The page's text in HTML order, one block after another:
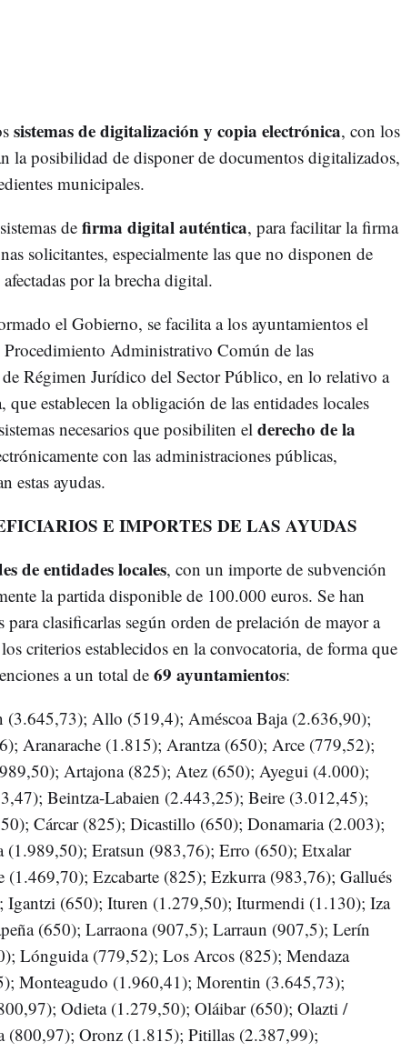
sistemas de digitalización y copia electrónica, con los
la posibilidad de disponer de documentos digitalizados,
municipales.
defirma digital auténtica, para facilitar la firma
solicitantes, especialmente las que no disponen de
por la brecha digital.
el Gobierno, se facilita a los ayuntamientos el
Administrativo Común de las
Régimen Jurídico del Sector Público, en lo relativo a
establecen la obligación de las entidades locales
necesarios que posibiliten el derecho de la
con las administraciones públicas,
estas ayudas.
E IMPORTES DE LAS AYUDAS
de entidades locales, con un importe de subvención
la partida disponible de 100.000 euros. Se han
clasificarlas según orden de prelación de mayor a
criterios establecidos en la convocatoria, de forma que
a un total de 69 ayuntamientos:
(3.645,73); Allo (519,4); Améscoa Baja (2.636,90);
Aranarache (1.815); Arantza (650); Arce (779,52);
Artajona (825); Atez (650); Ayegui (4.000);
Beintza-Labaien (2.443,25); Beire (3.012,45);
Cárcar (825); Dicastillo (650); Donamaria (2.003);
(1.989,50); Eratsun (983,76); Erro (650); Etxalar
Ezcabarte (825); Ezkurra (983,76); Gallués
Igantzi (650); Ituren (1.279,50); Iturmendi (1.130); Iza
(650); Larraona (907,5); Larraun (907,5); Lerín
Lónguida (779,52); Los Arcos (825); Mendaza
Monteagudo (1.960,41); Morentin (3.645,73);
Odieta (1.279,50); Oláibar (650); Olazti /
(800,97); Oronz (1.815); Pitillas (2.387,99);